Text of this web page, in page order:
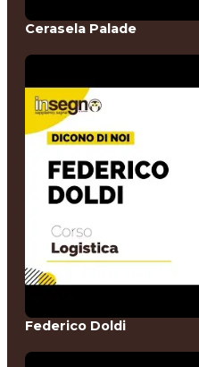
Cerasela Palade
Federico Doldi